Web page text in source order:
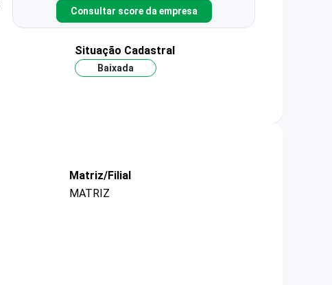
Consultar score da empresa
Situação Cadastral
Baixada
Matriz/Filial
MATRIZ